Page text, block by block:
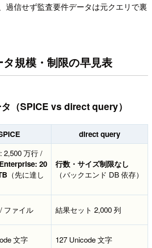
過信せず監査要件データは元クエリで裏
規模・制限の早見表
（SPICE vs direct query）
direct query
2,500 万行 /
Enterprise: 20
（先に達し
行数・サイズ制限なし
（バックエンド DB 依存）
ファイル 結果セット 2,000 列
文字 127 Unicode 文字